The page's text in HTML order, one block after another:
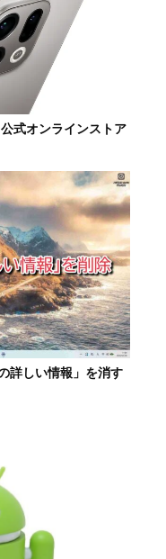
式オンラインストア
詳しい情報」を消す